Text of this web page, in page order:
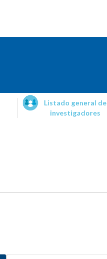
Listado general de
investigadores